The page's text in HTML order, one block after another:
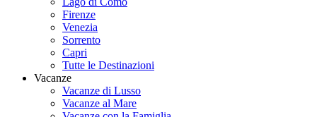
Firenze
Venezia
Sorrento
Capri
Tutte le Destinazioni
Vacanze
Vacanze di Lusso
Vacanze al Mare